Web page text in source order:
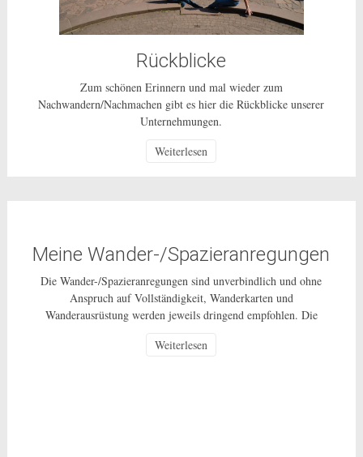
Rückblicke
Zum schönen Erinnern und mal wieder zum
Nachwandern/Nachmachen gibt es hier die Rückblicke unserer
Unternehmungen.
Weiterlesen
Meine Wander-/Spazieranregungen
Die Wander-/Spazieranregungen sind unverbindlich und ohne
Anspruch auf Vollständigkeit, Wanderkarten und
Wanderausrüstung werden jeweils dringend empfohlen. Die
Risiko und sind nur für den privaten Gebrauch gestattet. Bei den
Weiterlesen